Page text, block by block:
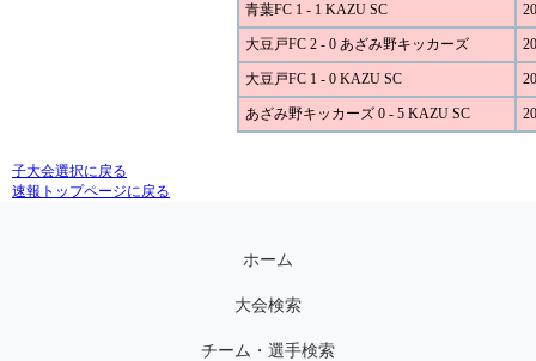
青葉FC 1 - 1 KAZU SC
大豆戸FC 2 - 0 あざみ野キッカーズ
大豆戸FC 1 - 0 KAZU SC
あざみ野キッカーズ 0 - 5 KAZU SC
子大会選択に戻る
速報トップページに戻る
ホーム
大会検索
チーム・選手検索